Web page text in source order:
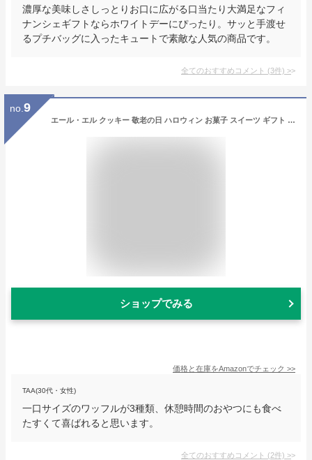
濃厚な美味しさしっとりお口に広がる口当たり大満足なフィ
ナンシェギフトならホワイトデーにぴったり。サッと手渡せ
るプチバッグに入ったキュートで素敵な人気の商品です。
全てのおすすめコメント (3件) >
no. 9
エール・エル クッキー 敬老の日 ハロウィン お菓子 スイーツ ギフト コロコロワッフル 3本 詰め合わせ
ショップでみる
価格と在庫をAmazonでチェック >>
TAA(30代・女性)
一口サイズのワッフルが3種類、休憩時間のおやつにも食べ
たすくて喜ばれると思います。
全てのおすすめコメント (2件) >